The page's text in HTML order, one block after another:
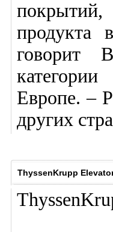
продукта
говорит
Европе. –
других
ThyssenKrupp